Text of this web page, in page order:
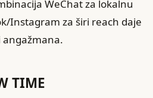
WeChat za lokalnu
Instagram za širi reach daje
angažmana.
TIME